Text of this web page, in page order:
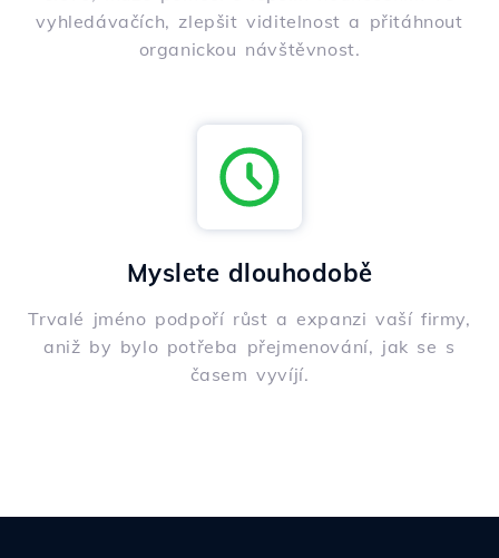
vyhledávačích, zlepšit viditelnost a přitáhnout
organickou návštěvnost.
Myslete dlouhodobě
Trvalé jméno podpoří růst a expanzi vaší firmy,
aniž by bylo potřeba přejmenování, jak se s
časem vyvíjí.